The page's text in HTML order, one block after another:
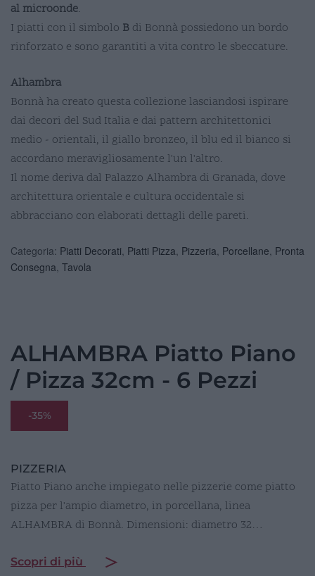
al microonde.
I piatti con il simbolo B di Bonnà possiedono un bordo
rinforzato e sono garantiti a vita contro le sbeccature.
Alhambra
Bonnà ha creato questa collezione lasciandosi ispirare
dai decori del Sud Italia e dai pattern architettonici
medio - orientali, il giallo bronzeo, il blu ed il bianco si
accordano meravigliosamente l'un l'altro.
Il nome deriva dal Palazzo Alhambra di Granada, dove
architettura orientale e cultura occidentale si
abbracciano con elaborati dettagli delle pareti.
Categoria: Piatti Decorati Piatti Pizza Pizzeria Porcellane Pronta
Consegna Tavola
ALHAMBRA Piatto Piano
/ Pizza 32cm - 6 Pezzi
-35%
PIZZERIA
Piatto Piano anche impiegato nelle pizzerie come piatto
pizza per l'ampio diametro, in porcellana, linea
ALHAMBRA di Bonnà. Dimensioni: diametro 32…
Scopri di più